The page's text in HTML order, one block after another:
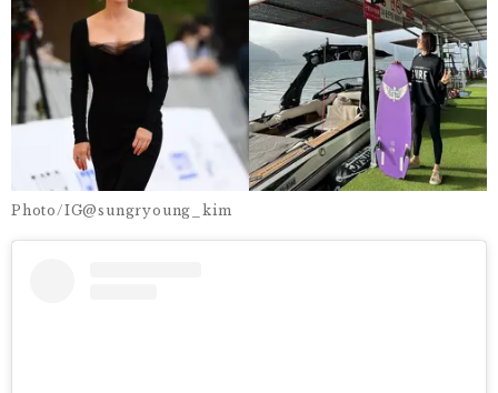
Photo/IG@sungryoung_kim